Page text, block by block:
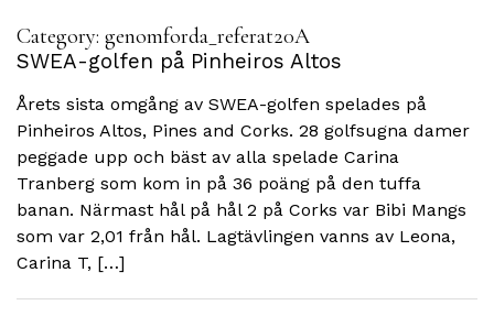
Category: genomforda_referat20A
SWEA-golfen på Pinheiros Altos
Årets sista omgång av SWEA-golfen spelades på
Pinheiros Altos, Pines and Corks. 28 golfsugna damer
peggade upp och bäst av alla spelade Carina
Tranberg som kom in på 36 poäng på den tuffa
banan. Närmast hål på hål 2 på Corks var Bibi Mangs
som var 2,01 från hål. Lagtävlingen vanns av Leona,
Carina T, […]